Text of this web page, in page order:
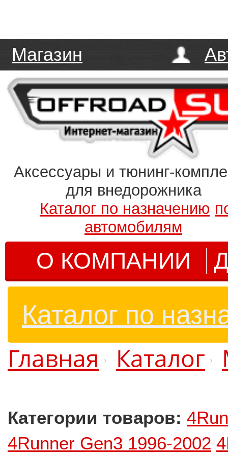
Магазин
Аксессуары и тюнинг-
для внедорожника
Каталог по назначению
автомобилям
О КОМПАНИИ
Каталог по
Главная Каталог
Категории товаров:
4Runner Gen3 1996-2002